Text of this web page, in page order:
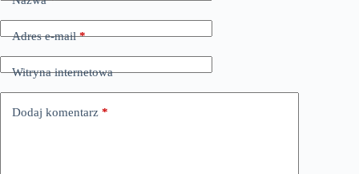
Adres e-mail*
Witryna internetowa
Dodaj komentarz *